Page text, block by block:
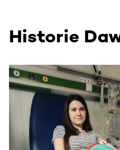
Historie
Ta sekcja zawiera treści